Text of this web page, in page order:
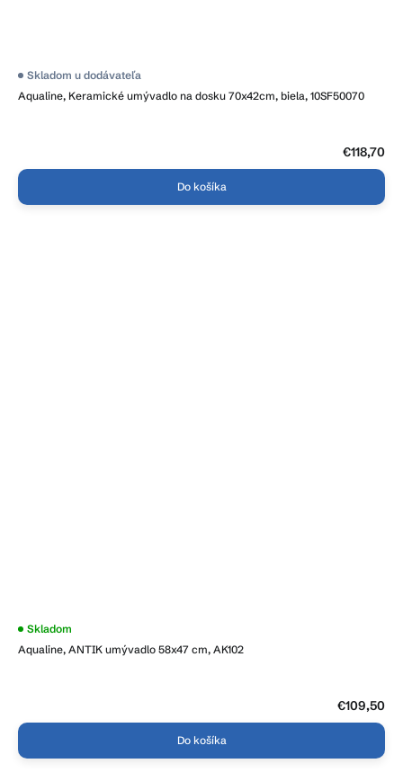
Aqualine, Keramické umývadlo na dosku 70x42cm, biela, 10SF50070
Skladom u dodávateľa
€118,70
Do košíka
Aqualine, ANTIK umývadlo 58x47 cm, AK102
Skladom
€109,50
Do košíka